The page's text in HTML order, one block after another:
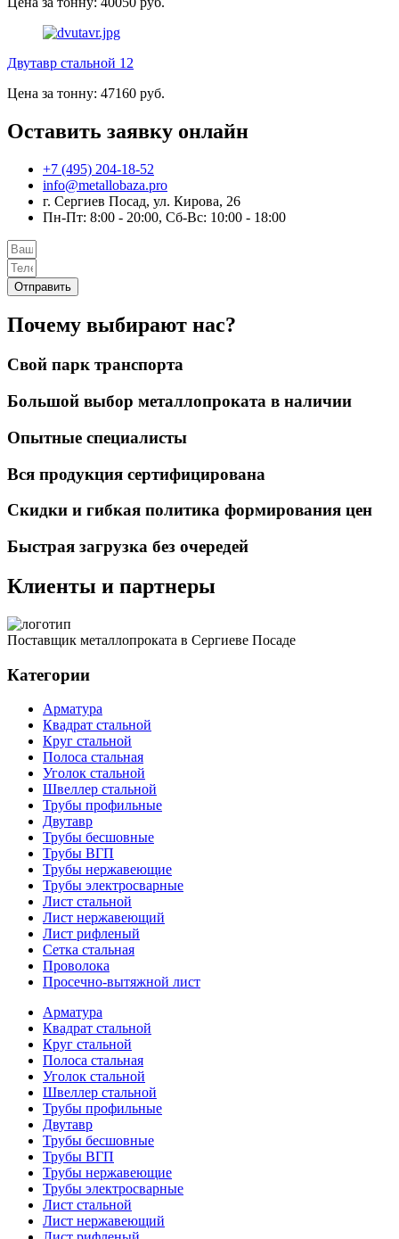
Двутавр стальной 12
Цена за тонну: 47160 руб.
Оставить заявку онлайн
+7 (495) 204-18-52
info@metallobaza.pro
г. Сергиев Посад, ул. Кирова, 26
Пн-Пт: 8:00 - 20:00, Сб-Вс: 10:00 - 18:00
Отправить
Почему выбирают нас?
Свой парк транспорта
Большой выбор металлопроката в наличии
Опытные специалисты
Вся продукция сертифицирована
Скидки и гибкая политика формирования цен
Быстрая загрузка без очередей
Клиенты и партнеры
Поставщик металлопроката в Сергиеве Посаде
Категории
Арматура
Квадрат стальной
Круг стальной
Полоса стальная
Уголок стальной
Швеллер стальной
Трубы профильные
Двутавр
Трубы бесшовные
Трубы ВГП
Трубы нержавеющие
Трубы электросварные
Лист стальной
Лист нержавеющий
Лист рифленый
Сетка стальная
Проволока
Просечно-вытяжной лист
Арматура
Квадрат стальной
Круг стальной
Полоса стальная
Уголок стальной
Швеллер стальной
Трубы профильные
Двутавр
Трубы бесшовные
Трубы ВГП
Трубы нержавеющие
Трубы электросварные
Лист стальной
Лист нержавеющий